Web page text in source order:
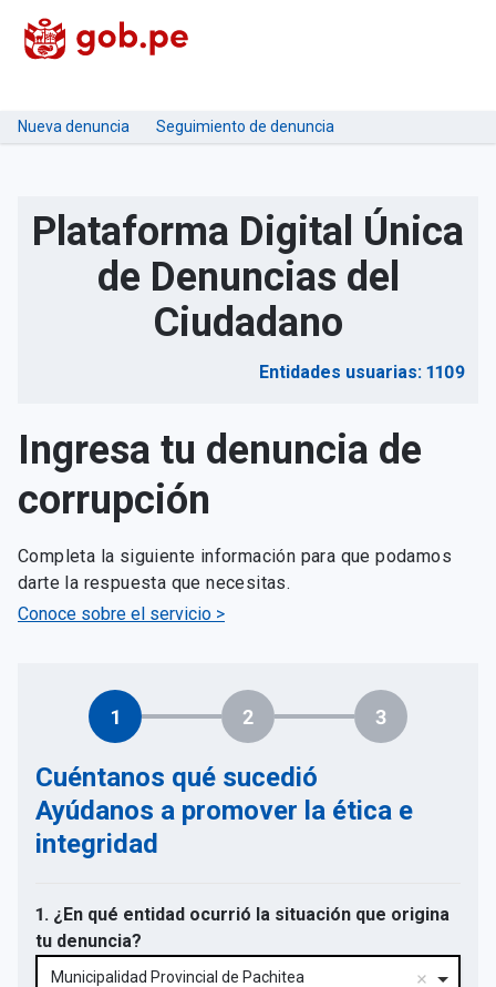
Nueva denuncia Seguimiento de denuncia
Plataforma Digital Única
de Denuncias del
Ciudadano
Entidades usuarias: 1109
Ingresa tu denuncia de
corrupción
Completa la siguiente información para que podamos
darte la respuesta que necesitas.
Conoce sobre el servicio >
1 2 3
Cuéntanos qué sucedió
Ayúdanos a promover la ética e
integridad
1. ¿En qué entidad ocurrió la situación que origina
tu denuncia?
Municipalidad Provincial de Pachitea